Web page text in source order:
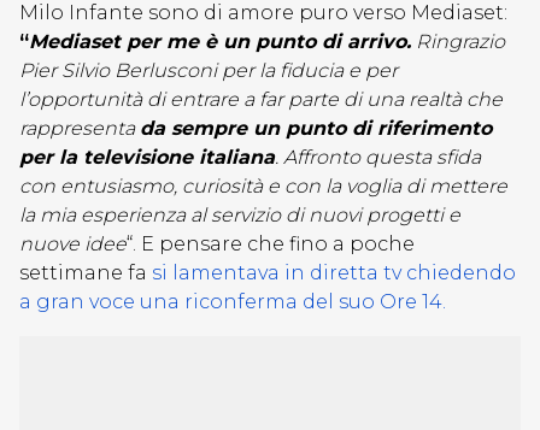
Milo Infante sono di amore puro verso Mediaset:
“Mediaset per me è un punto di arrivo. Ringrazio
Pier Silvio Berlusconi per la fiducia e per
l’opportunità di entrare a far parte di una realtà che
rappresenta da sempre un punto di riferimento
per la televisione italiana. Affronto questa sfida
con entusiasmo, curiosità e con la voglia di mettere
la mia esperienza al servizio di nuovi progetti e
nuove idee“. E pensare che fino a poche
settimane fa si lamentava in diretta tv chiedendo
a gran voce una riconferma del suo Ore 14.